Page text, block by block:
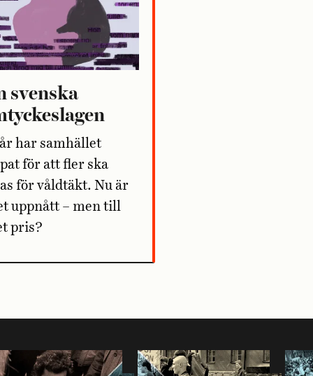
svenska
har samhället
för att fler ska
för våldtäkt. Nu är
uppnått – men till
pris?